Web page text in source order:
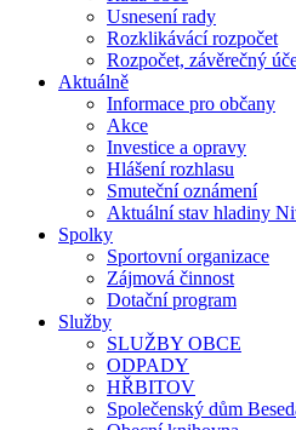
Usnesení rady
Rozklikávácí rozpočet
Rozpočet, závěrečný
Aktuálně
Informace pro občany
Akce
Investice a opravy
Hlášení rozhlasu
Smuteční oznámení
Aktuální stav hladiny
Spolky
Sportovní organizace
Zájmová činnost
Dotační program
Služby
SLUŽBY OBCE
ODPADY
HŘBITOV
Společenský dům